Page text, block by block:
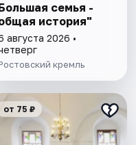
семья -
история"
августа 2026 •
кремль
от 75 ₽